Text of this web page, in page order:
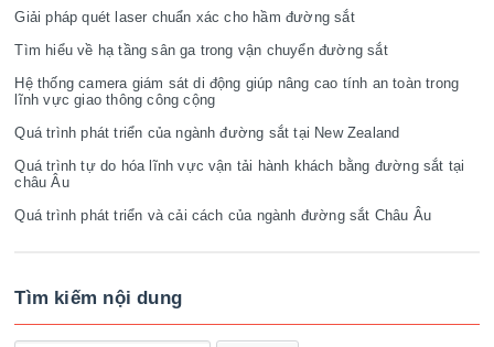
Giải pháp quét laser chuẩn xác cho hầm đường sắt
Tìm hiểu về hạ tầng sân ga trong vận chuyển đường sắt
Hệ thống camera giám sát di động giúp nâng cao tính an toàn trong
lĩnh vực giao thông công cộng
Quá trình phát triển của ngành đường sắt tại New Zealand
Quá trình tự do hóa lĩnh vực vận tải hành khách bằng đường sắt tại
châu Âu
Quá trình phát triển và cải cách của ngành đường sắt Châu Âu
Tìm kiếm nội dung